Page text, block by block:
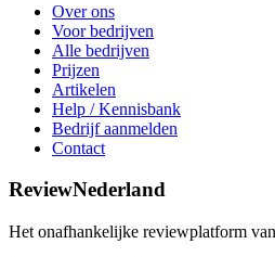
Over ons
Voor bedrijven
Alle bedrijven
Prijzen
Artikelen
Help / Kennisbank
Bedrijf aanmelden
Contact
ReviewNederland
Het onafhankelijke reviewplatform